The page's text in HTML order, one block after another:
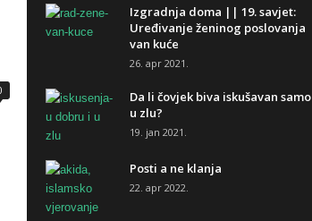
Izgradnja doma || 19. savjet:
Uređivanje ženinog poslovanja
van kuće
26. apr 2021.
Da li čovjek biva iskušavan samo
u zlu?
19. jan 2021.
Posti a ne klanja
22. apr 2022.